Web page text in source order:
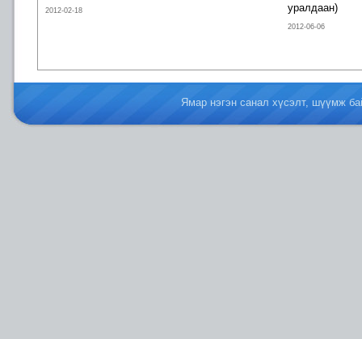
2012-02-18
уралдаан)
2012-06-06
Ямар нэгэн санал хүсэлт, шүүмж